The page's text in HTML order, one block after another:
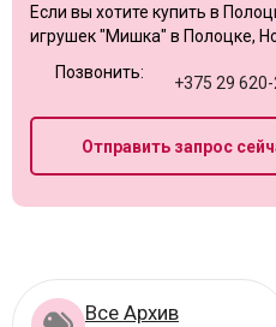
Если вы хотите купить в
игрушек "Мишка" в Полоцке,
Позвонить:
+375 29
Отправить запрос
Все Архив